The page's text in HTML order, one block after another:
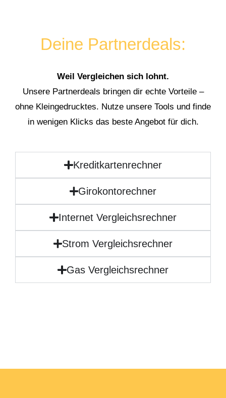
Deine Partnerdeals:
Weil Vergleichen sich lohnt.
Unsere Partnerdeals bringen dir echte Vorteile –
ohne Kleingedrucktes. Nutze unsere Tools und finde
in wenigen Klicks das beste Angebot für dich.
Kreditkartenrechner
Girokontorechner
Internet Vergleichsrechner
Strom Vergleichsrechner
Gas Vergleichsrechner